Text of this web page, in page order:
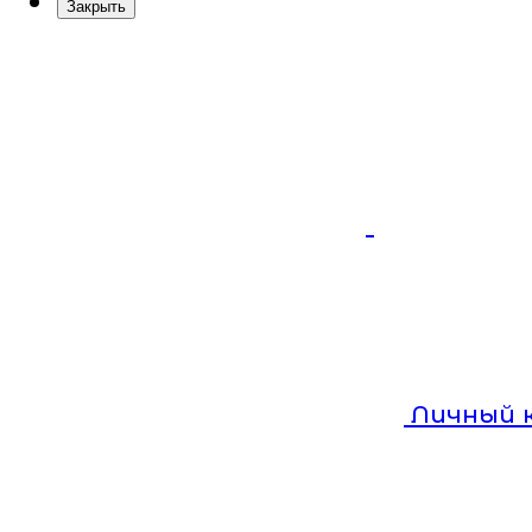
Закрыть
Личный